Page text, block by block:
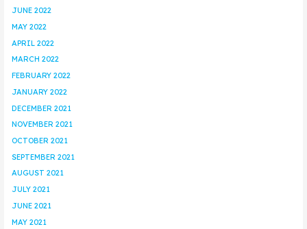
JUNE 2022
MAY 2022
APRIL 2022
MARCH 2022
FEBRUARY 2022
JANUARY 2022
DECEMBER 2021
NOVEMBER 2021
OCTOBER 2021
SEPTEMBER 2021
AUGUST 2021
JULY 2021
JUNE 2021
MAY 2021